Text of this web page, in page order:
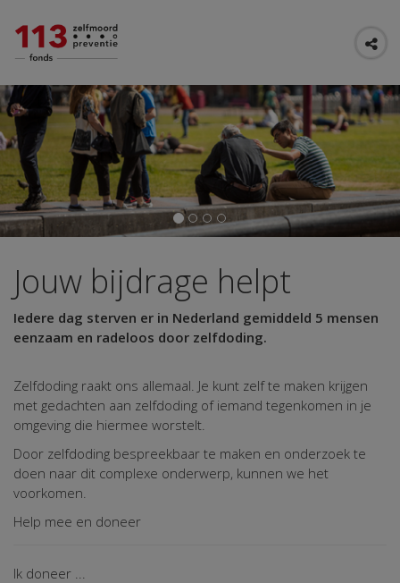
Jouw bijdrage helpt
Iedere dag sterven er in Nederland gemiddeld 5 mensen
eenzaam en radeloos door zelfdoding.
Zelfdoding raakt ons allemaal. Je kunt zelf te maken krijgen
met gedachten aan zelfdoding of iemand tegenkomen in je
omgeving die hiermee worstelt.
Door zelfdoding bespreekbaar te maken en onderzoek te
doen naar dit complexe onderwerp, kunnen we het
voorkomen.
Help mee en doneer
Ik doneer ...